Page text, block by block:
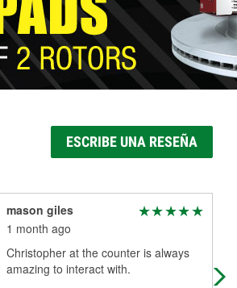
ESCRIBE UNA RESEÑA
mason giles
1 month ago
Christopher at the counter is always
amazing to interact with.